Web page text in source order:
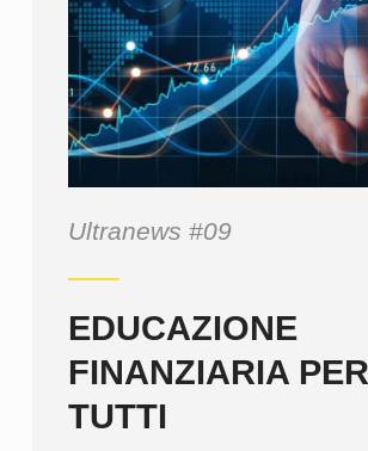
Ultranews #09
EDUCAZIONE
FINANZIARIA PER
TUTTI